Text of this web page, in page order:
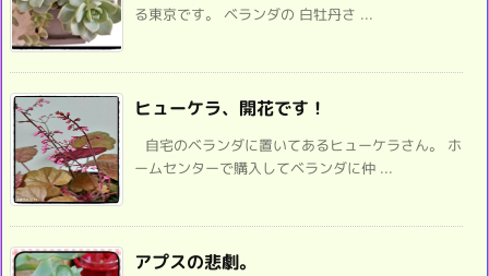
る東京です。 ベランダの 白牡丹さ ...
ヒューケラ、開花です！
自宅のベランダに置いてあるヒューケラさん。 ホ
ームセンターで購入してベランダに仲 ...
アプスの悲劇。